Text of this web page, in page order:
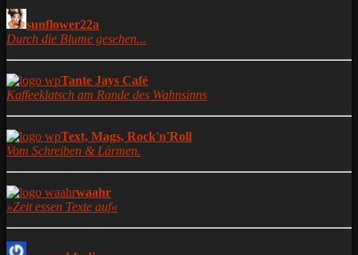
sunflower22a
Durch die Blume gesehen...
Tante Jays Café
Kaffeeklatsch am Rande des Wahnsinns
Text, Mags, Rock'n'Roll
Vom Schreiben & Lärmen.
waahr
»Zeit essen Texte auf«